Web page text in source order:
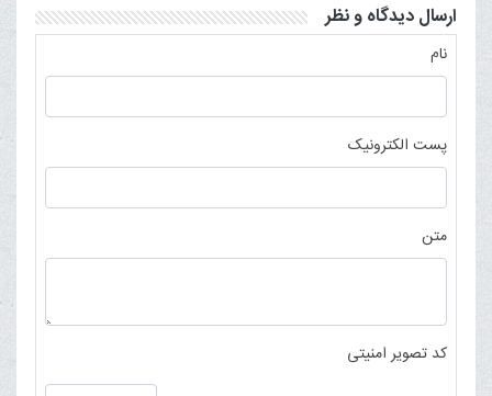
ارسال دیدگاه و نظر
نام
پست الکترونیک
متن
کد تصویر امنیتی